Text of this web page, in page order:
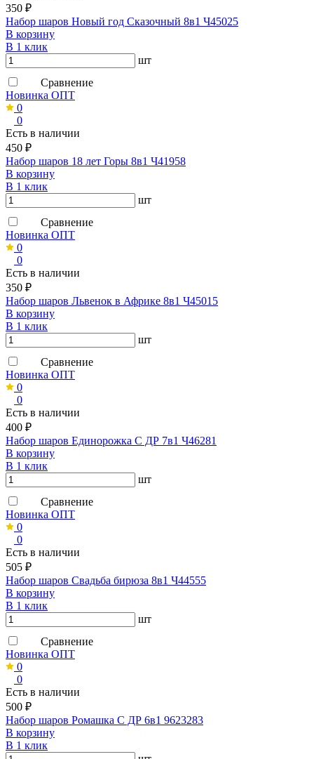
350 ₽
Набор шаров Новый год Сказочный 8в1 Ч45025
В корзину
В 1 клик
шт
Сравнение
Новинка ОПТ
0
0
Есть в наличии
450 ₽
Набор шаров 18 лет Горы 8в1 Ч41958
В корзину
В 1 клик
шт
Сравнение
Новинка ОПТ
0
0
Есть в наличии
350 ₽
Набор шаров Львенок в Африке 8в1 Ч45015
В корзину
В 1 клик
шт
Сравнение
Новинка ОПТ
0
0
Есть в наличии
400 ₽
Набор шаров Единорожка С ДР 7в1 Ч46281
В корзину
В 1 клик
шт
Сравнение
Новинка ОПТ
0
0
Есть в наличии
505 ₽
Набор шаров Свадьба бирюза 8в1 Ч44555
В корзину
В 1 клик
шт
Сравнение
Новинка ОПТ
0
0
Есть в наличии
500 ₽
Набор шаров Ромашка С ДР 6в1 9623283
В корзину
В 1 клик